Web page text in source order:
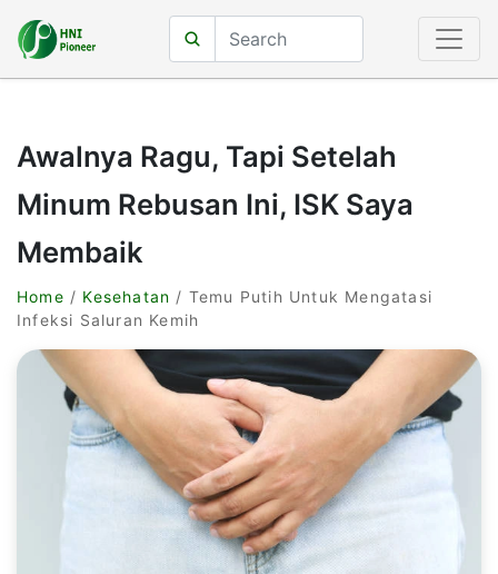
Awalnya Ragu, Tapi Setelah
Minum Rebusan Ini, ISK Saya
Membaik
Home / Kesehatan / Temu Putih Untuk Mengatasi
Infeksi Saluran Kemih